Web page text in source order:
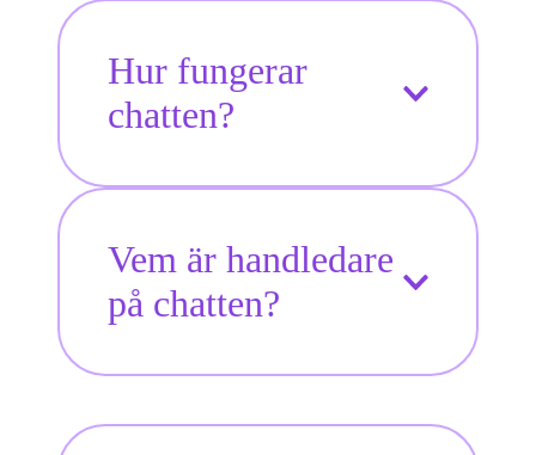
Hur fungerar
chatten?
Vem är handledare
på chatten?